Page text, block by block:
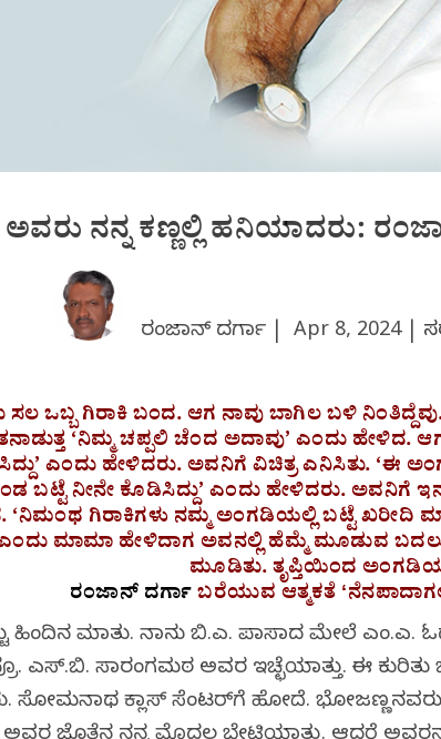
ಅವರು ನನ್ನ ಕಣ್ಣಲ್ಲಿ ಹನಿಯಾದರು:
ರಂಜಾನ್ ದರ್ಗಾ | Apr 8, 2024|
ಸಲ ಒಬ್ಬ ಗಿರಾಕಿ ಬಂದ. ಆಗ ನಾವು ಬಾಗಿಲ ಬಳಿ
‘ನಿಮ್ಮ ಚಪ್ಪಲಿ ಚೆಂದ ಅದಾವು’ ಎಂದು ಹೇಳಿದ.
ಎಂದು ಹೇಳಿದರು. ಅವನಿಗೆ ವಿಚಿತ್ರ ಎನಿಸಿತು. ‘ಈ
ಬಟ್ಟೆ ನೀನೇ ಕೊಡಿಸಿದ್ದು’ ಎಂದು ಹೇಳಿದರು. ಅವನಿಗೆ
ಗಿರಾಕಿಗಳು ನಮ್ಮ ಅಂಗಡಿಯಲ್ಲಿ ಬಟ್ಟೆ ಖರೀದಿ
ಎಂದು ಮಾಮಾ ಹೇಳಿದಾಗ ಅವನಲ್ಲಿ ಹೆಮ್ಮೆ ಮೂಡುವ ಬದಲು
ಮೂಡಿತು. ತೃಪ್ತಿಯಿಂದ
ರಂಜಾನ್‌ ದರ್ಗಾಬರೆಯುವ ಆತ್ಮಕತೆ
ಹಿಂದಿನ ಮಾತು. ನಾನು ಬಿ.ಎ. ಪಾಸಾದ ಮೇಲೆ ಎಂ.ಎ.
ಪ್ರೊ. ಎಸ್.ಬಿ. ಸಾರಂಗಮಠ ಅವರ ಇಚ್ಛೆಯಾಗಿತ್ತು. ಈ
ಸೋಮನಾಥ ಕ್ಲಾಸ್ ಸೆಂಟರ್‌ಗೆ ಹೋದೆ.